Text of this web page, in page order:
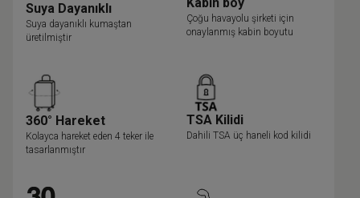
Suya Dayanıklı
Suya dayanıklı kumaştan
üretilmiştir
Çoğu havayolu şirketi için
onaylanmış kabin boyutu
360° Hareket
Kolayca hareket eden 4 teker ile
tasarlanmıştır
TSA Kilidi
Dahili TSA üç haneli kod kilidi